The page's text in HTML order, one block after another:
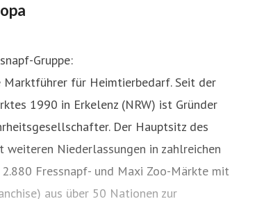
Gruppe:
für Heimtierbedarf. Seit der
1990 in Erkelenz (NRW) ist Gründer
Der Hauptsitz des
Niederlassungen in zahlreichen
Fressnapf- und Maxi Zoo-Märkte mit
aus über 50 Nationen zur